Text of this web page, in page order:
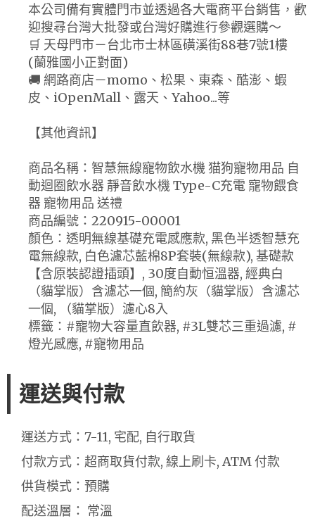
本公司備有實體門市並透過各大電商平台銷售，歡
迎搜尋台灣大批發或台灣好購進行參觀選購～
🛒 天母門市－台北市士林區磺溪街88巷7號1樓
(蘭雅國小正對面)
🚚 網路商店－momo、松果、東森、酷澎、蝦
皮、iOpenMall、露天、Yahoo...等
【其他資訊】
商品名稱：智慧無線寵物飲水機 猫狗寵物用品 自
動迴圈飲水器 靜音飲水機 Type-C充電 寵物餵食
器 寵物用品 送禮
商品編號：220915-00001
顏色：透明無線基礎充電感應款, 黑色半透智慧充
電無線款, 白色濾芯藍棉8P套裝(無線款), 基礎款
【含原裝認證插頭】, 30度自動恒溫器, 經典白
（貓掌版）含濾芯一個, 簡約灰（貓掌版）含濾芯
一個, （貓掌版）濾心8入
標籤：#寵物大容量直飲器, #3L雙芯三重過濾, #
燈光感應, #寵物用品
運送與付款
運送方式：7-11, 宅配, 自行取貨
付款方式：超商取貨付款, 線上刷卡, ATM 付款
供貨模式：預購
配送溫層： 常溫